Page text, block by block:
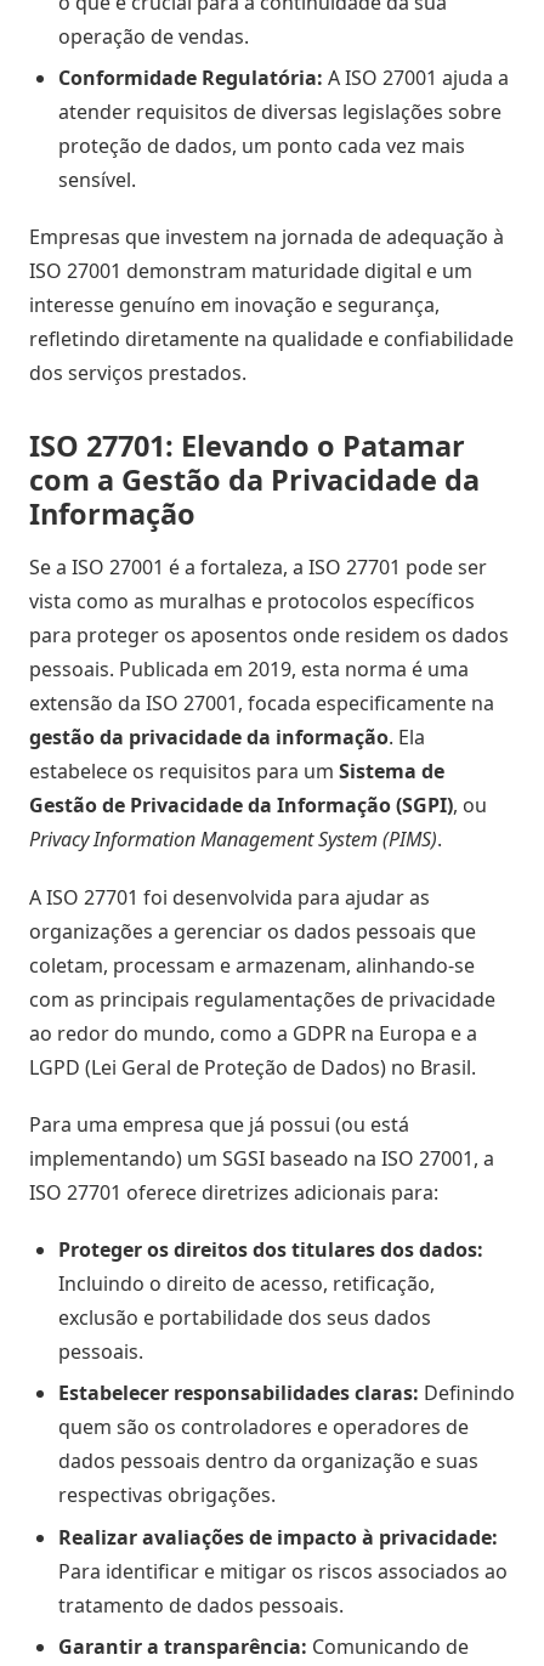
operação de vendas.
Conformidade Regulatória: A ISO 27001 ajuda a
atender requisitos de diversas legislações sobre
proteção de dados, um ponto cada vez mais
sensível.
Empresas que investem na jornada de adequação à
ISO 27001 demonstram maturidade digital e um
interesse genuíno em inovação e segurança,
refletindo diretamente na qualidade e confiabilidade
dos serviços prestados.
ISO 27701: Elevando o Patamar
com a Gestão da Privacidade da
Informação
Se a ISO 27001 é a fortaleza, a ISO 27701 pode ser
vista como as muralhas e protocolos específicos
para proteger os aposentos onde residem os dados
pessoais. Publicada em 2019, esta norma é uma
extensão da ISO 27001, focada especificamente na
gestão da privacidade da informação. Ela
estabelece os requisitos para um Sistema de
Gestão de Privacidade da Informação (SGPI), ou
Privacy Information Management System (PIMS).
A ISO 27701 foi desenvolvida para ajudar as
organizações a gerenciar os dados pessoais que
coletam, processam e armazenam, alinhando-se
com as principais regulamentações de privacidade
ao redor do mundo, como a GDPR na Europa e a
LGPD (Lei Geral de Proteção de Dados) no Brasil.
Para uma empresa que já possui (ou está
implementando) um SGSI baseado na ISO 27001, a
ISO 27701 oferece diretrizes adicionais para:
Proteger os direitos dos titulares dos dados:
Incluindo o direito de acesso, retificação,
exclusão e portabilidade dos seus dados
pessoais.
Estabelecer responsabilidades claras: Definindo
quem são os controladores e operadores de
dados pessoais dentro da organização e suas
respectivas obrigações.
Realizar avaliações de impacto à privacidade:
Para identificar e mitigar os riscos associados ao
tratamento de dados pessoais.
Garantir a transparência: Comunicando de